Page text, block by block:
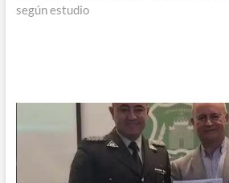
según estudio